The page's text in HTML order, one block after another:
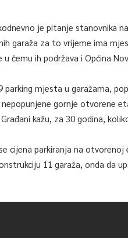
je pitanje stanovnika
garaža za to vrijeme ima
čemu ih podržava i Općina
parking mjesta u garažama,
gornje otvorene
kažu, za 30 godina,
cijena parkiranja na otvorenoj
11 garaža, onda da